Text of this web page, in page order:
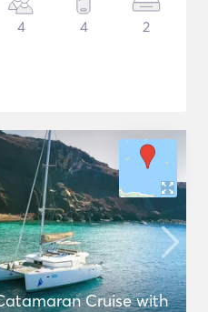
4 4 2
Cruise with